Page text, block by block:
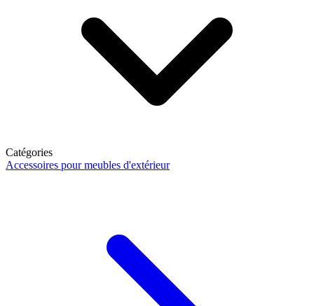
Catégories
Accessoires pour meubles d'extérieur